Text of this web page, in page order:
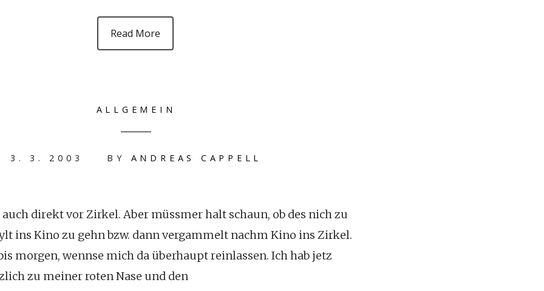
Read More
ALLGEMEIN
3. 3. 2003 BY ANDREAS CAPPELL
auch direkt vor Zirkel. Aber müssmer halt schaun, ob des nich zu
ins Kino zu gehn bzw. dann vergammelt nachm Kino ins Zirkel.
morgen, wennse mich da überhaupt reinlassen. Ich hab jetz
zu meiner roten Nase und den